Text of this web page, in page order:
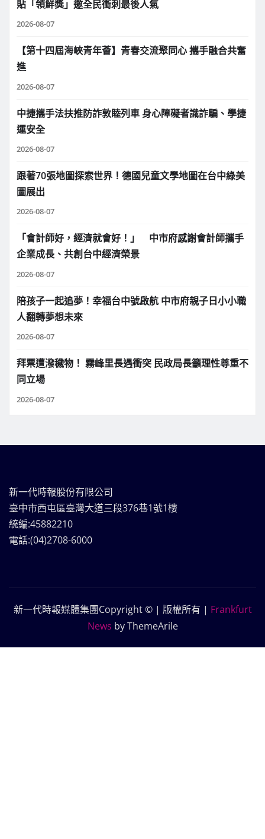
貼「領鮮獎」邀全民衝刺最後人氣
2026-08-07
【第十四屆海峽青年薈】青春交流聚同心 攜手融合共奮
進
2026-08-07
中捷攜手法扶推防詐敦睦列車 身心障礙者識詐騙、學捷
運安全
2026-08-07
跟著70張地圖探索世界！德國兒童文學地圖在台中綠美
圖展出
2026-08-07
「會計師好，經濟就會好！」 中市府感謝會計師攜手
企業成長、共創台中經濟榮景
2026-08-07
陪孩子一起追夢！幸福台中號啟航 中市府親子日小小職
人翻轉夢想未來
2026-08-07
拜票遭潑穢物！ 霧峰里長遇衝突 民政局長籲理性尊重不
同立場
2026-08-07
新一代時報股份有限公司
臺中市西屯區臺灣大道三段376巷1號1樓
統編:45882210
電話:(04)2708-6000
新一代時報媒體集團Copyright © | 版權所有 | Frankfurt
News by ThemeArile